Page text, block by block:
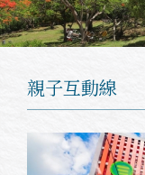
親子互動線